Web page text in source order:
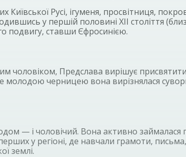
Київської Русі, ігуменя, просвітниця,
у першій половині XII століття
подвигу, ставши Єфросинією.
чоловіком, Предслава вирішує
молодою черницею вона вирізнялася
— і чоловічий. Вона активно
у регіоні, де навчали грамоти, письма,
землі.